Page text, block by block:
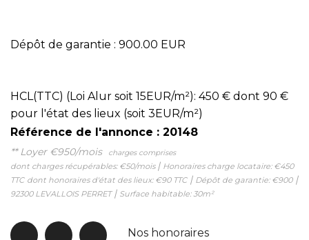
Dépôt de garantie : 900.00 EUR
HCL(TTC) (Loi Alur soit 15EUR/m²): 450 € dont 90 €
pour l'état des lieux (soit 3EUR/m²)
Référence de l'annonce : 20148
**Loyer €950/mois charges comprises
dont charges récupérables: €50/mois | Honoraires charge locataire: €450
TTC dont honoraires d'état des lieux: €90 TTC| Dépôt de garantie: €900|
92300 LEVALLOIS PERRET| Surface habitable: 30m²
Nos honoraires